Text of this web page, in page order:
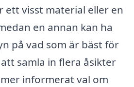
ett visst material eller en
en annan kan ha
på vad som är bäst för
samla in flera åsikter
informerat val om